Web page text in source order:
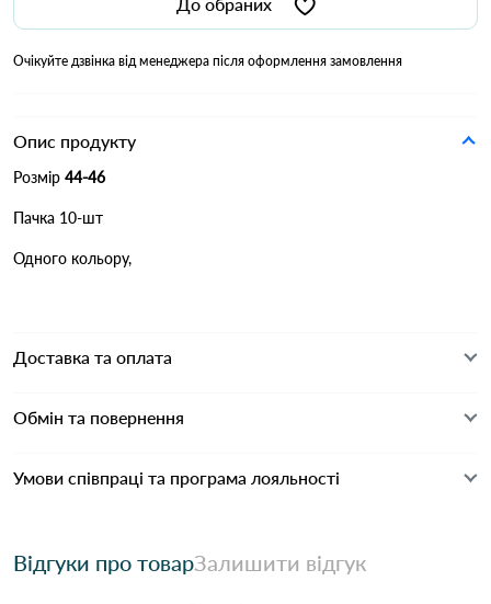
Очікуйте дзвінка від менеджера після оформлення замовлення
Опис продукту
Розмір 44-46
Пачка 10-шт
Одного кольору,
Доставка та оплата
Обмін та повернення
Умови співпраці та програма лояльності
Відгуки про товарЗалишити відгук